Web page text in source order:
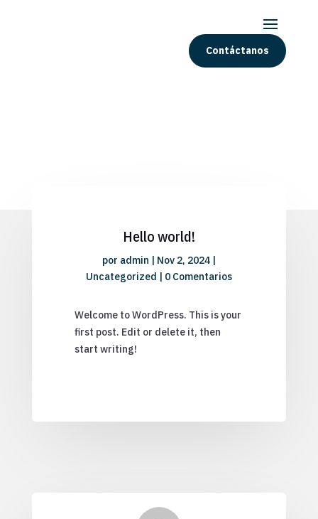
Contáctanos
Hello world!
por admin | Nov 2, 2024|
Uncategorized | 0 Comentarios
Welcome to WordPress. This is your
first post. Edit or delete it, then
start writing!